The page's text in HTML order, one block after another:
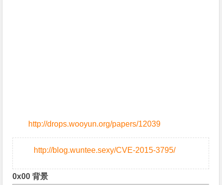
http://drops.wooyun.org/papers/12039
http://blog.wuntee.sexy/CVE-2015-3795/
0x00 背景